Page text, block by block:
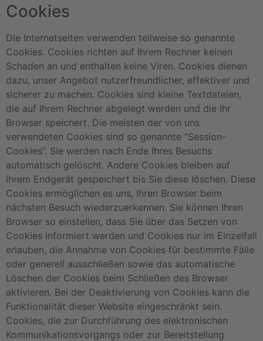
Cookies
Die Internetseiten verwenden teilweise so genannte
Cookies. Cookies richten auf Ihrem Rechner keinen
Schaden an und enthalten keine Viren. Cookies dienen
dazu, unser Angebot nutzerfreundlicher, effektiver und
sicherer zu machen. Cookies sind kleine Textdateien,
die auf Ihrem Rechner abgelegt werden und die Ihr
Browser speichert. Die meisten der von uns
verwendeten Cookies sind so genannte “Session-
Cookies”. Sie werden nach Ende Ihres Besuchs
automatisch gelöscht. Andere Cookies bleiben auf
Ihrem Endgerät gespeichert bis Sie diese löschen. Diese
Cookies ermöglichen es uns, Ihren Browser beim
nächsten Besuch wiederzuerkennen. Sie können Ihren
Browser so einstellen, dass Sie über das Setzen von
Cookies informiert werden und Cookies nur im Einzelfall
erlauben, die Annahme von Cookies für bestimmte Fälle
oder generell ausschließen sowie das automatische
Löschen der Cookies beim Schließen des Browser
aktivieren. Bei der Deaktivierung von Cookies kann die
Funktionalität dieser Website eingeschränkt sein.
Cookies, die zur Durchführung des elektronischen
Kommunikationsvorgangs oder zur Bereitstellung